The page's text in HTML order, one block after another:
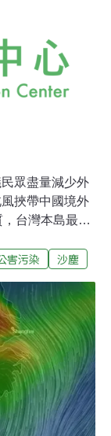
眾盡量減少外
挾帶中國境外
台灣本島最北
料顯示，雙北
保署表示，隨
北部污染物濃
後將轉為橘色
現地表揚塵現
民眾如果有不
消耗，特別是
運動，進行其
吸道及心血管
害污染 沙塵